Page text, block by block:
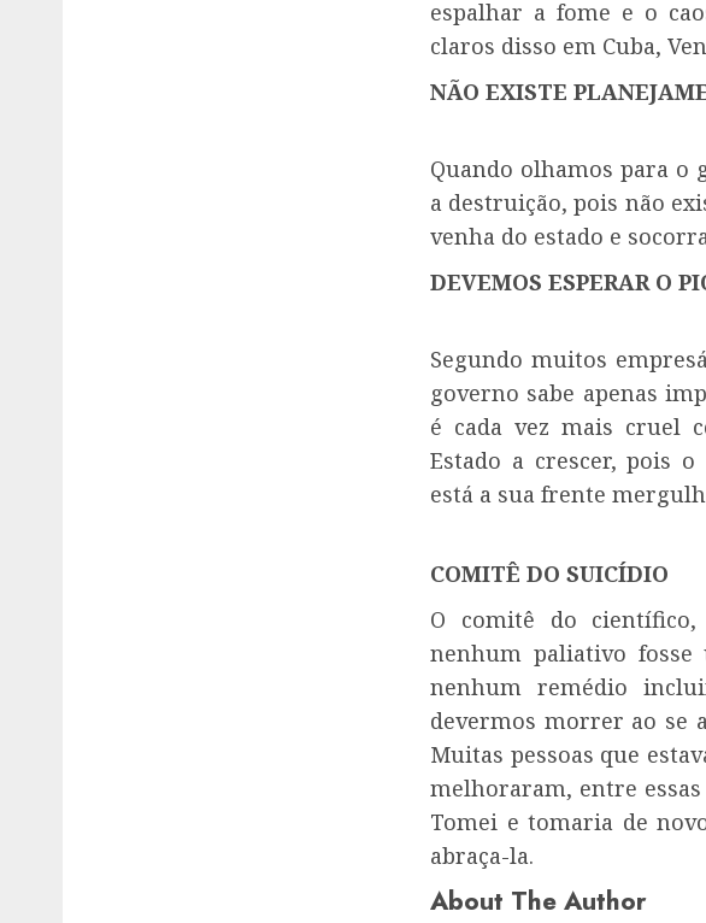
espalhar a fome e o
claros disso em Cuba,
NÃO EXISTE
Quando olhamos para o
a destruição, pois não
venha do estado e
DEVEMOS ESPERAR O
Segundo muitos
governo sabe apenas
é cada vez mais cruel
Estado a crescer, pois
está a sua frente
COMITÊ DO SUICÍDIO
O comitê do
nenhum paliativo fosse
nenhum remédio
devermos morrer ao se
Muitas pessoas que
melhoraram, entre
Tomei e tomaria de
abraça-la.
About The Author